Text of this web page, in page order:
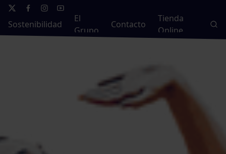
Sostenibilidad
El
Grupo
Contacto
Tienda
Online